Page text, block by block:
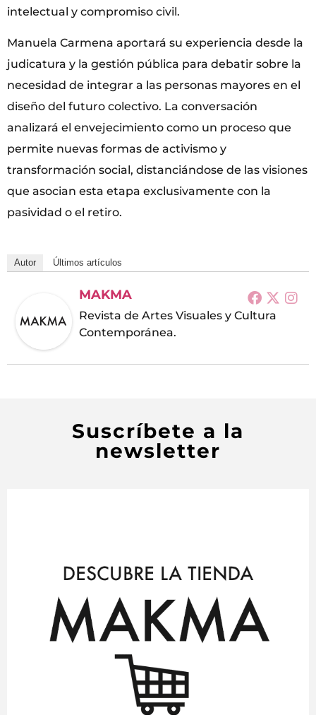
intelectual y compromiso civil.
Manuela Carmena aportará su experiencia desde la
judicatura y la gestión pública para debatir sobre la
necesidad de integrar a las personas mayores en el
diseño del futuro colectivo. La conversación
analizará el envejecimiento como un proceso que
permite nuevas formas de activismo y
transformación social, distanciándose de las visiones
que asocian esta etapa exclusivamente con la
pasividad o el retiro.
Autor Últimos artículos
MAKMA
Revista de Artes Visuales y Cultura
Contemporánea.
Suscríbete a la
newsletter